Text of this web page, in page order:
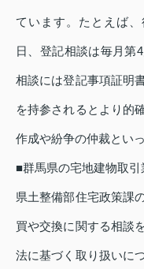
ています。たとえば
日、登記相談は毎月第
相談には登記事項証明
を持参されるとより的
作成や紛争の仲裁とい
■群馬県の宅地建物取
県土整備部住宅政策課
買や交換に関する相談
法に基づく取り扱いに